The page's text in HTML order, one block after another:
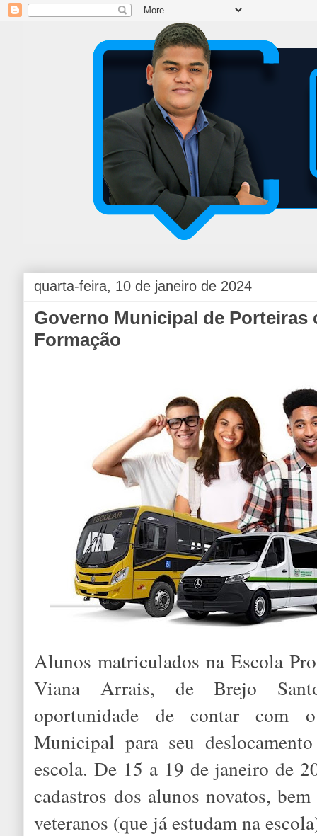
quarta-feira, 10 de janeiro de 2024
Governo Municipal de Porteiras
Formação
Alunos matriculados na Escola
Viana Arrais, de Brejo
oportunidade de contar com
Municipal para seu
escola. De 15 a 19 de janeiro de
cadastros dos alunos novatos,
veteranos (que já estudam na